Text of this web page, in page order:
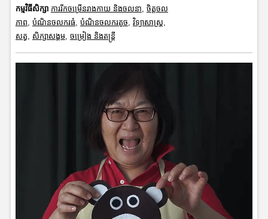
កម្មវិធីសិក្សា ការរីកចម្រើនរាងកាយ និងចលនា ចិត្តចល
ភាព បំណិនចលករធំ បំណិនចលករតូច វិទ្យាសាស្រ្ត
សត្វ
សិក្សាសង្គម, ចម្រៀង និងតន្ត្រី